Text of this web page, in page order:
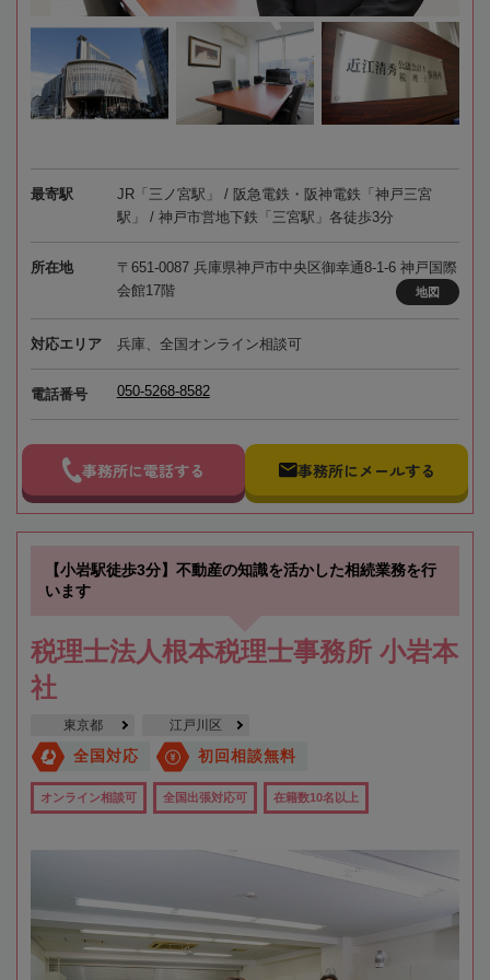
最寄駅
JR「三ノ宮駅」 / 阪急電鉄・阪神電鉄「神戸三宮
駅」 / 神戸市営地下鉄「三宮駅」各徒歩3分
所在地
〒651-0087 兵庫県神戸市中央区御幸通8-1-6 神戸国際
会館17階
地図
対応エリア 兵庫、全国オンライン相談可
電話番号 050-5268-8582
事務所に電話する 事務所にメールする
【小岩駅徒歩3分】不動産の知識を活かした相続業務を行
います
税理士法人根本税理士事務所 小岩本
社
東京都 江戸川区
全国対応 初回相談無料
オンライン相談可 全国出張対応可 在籍数10名以上